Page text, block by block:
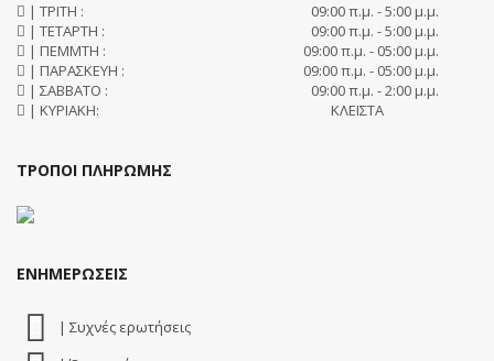
| ΤΡΙΤΗ :
09:00 π.μ. - 5:00 μ.μ.
| ΤΕΤΑΡΤΗ :
09:00 π.μ. - 5:00 μ.μ.
| ΠΕΜΜΤΗ :
09:00 π.μ. - 05:00 μ.μ.
| ΠΑΡΑΣΚΕΥΗ :
09:00 π.μ. - 05:00 μ.μ.
| ΣΑΒΒΑΤΟ :
09:00 π.μ. - 2:00 μ.μ.
| ΚΥΡΙΑΚΗ:
ΚΛΕΙΣΤΑ
ΤΡΟΠΟΙ ΠΛΗΡΩΜΗΣ
ΕΝΗΜΕΡΩΣΕΙΣ
| Συχνές ερωτήσεις